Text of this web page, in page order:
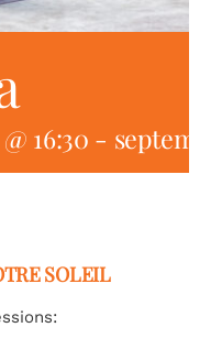
16:30 -
SOLEIL